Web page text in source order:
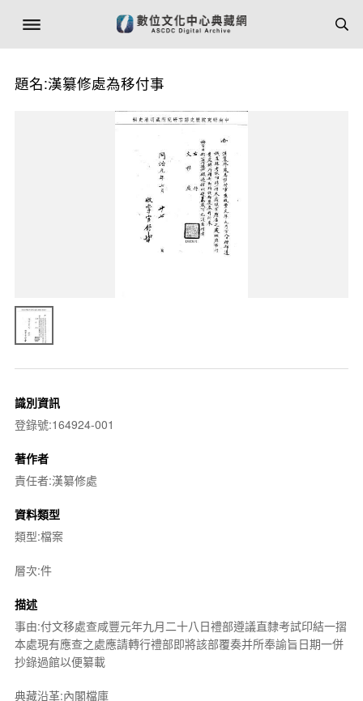
題名:漢纂修處為移付事
識別資訊
登錄號:164924-001
著作者
責任者:漢纂修處
資料類型
類型:檔案
層次:件
描述
事由:付文移處查咸豐元年九月二十八日禮部遵議直隸考試印結一摺
本處現有應查之處應請轉行禮部即將該部覆奏并所奉諭旨日期一併
抄錄過館以便纂載
典藏沿革:內閣檔庫